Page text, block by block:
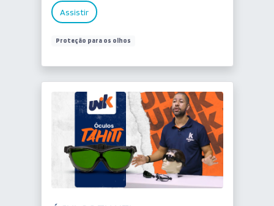
Assistir
Proteção para os olhos